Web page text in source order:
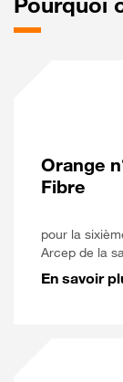
Orange
Fibre
pour la
Arcep de la
En savoir